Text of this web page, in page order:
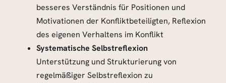
besseres Verständnis für Positionen und
Motivationen der Konfliktbeteiligten, Reflexion
des eigenen Verhaltens im Konflikt
Systematische Selbstreflexion
Unterstützung und Strukturierung von
regelmäßiger Selbstreflexion zu